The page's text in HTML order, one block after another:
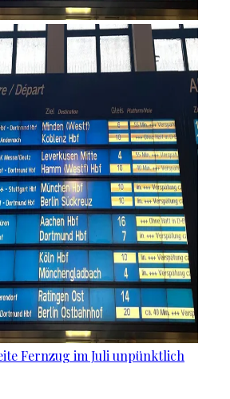
Fernzug im Juli unpünktlich